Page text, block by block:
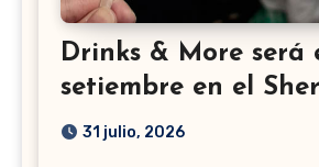
Drinks & More será
setiembre en el
31 julio, 2026